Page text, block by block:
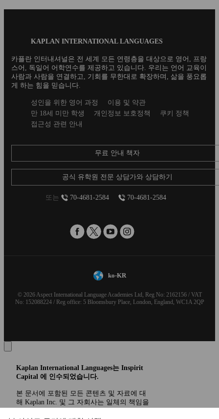
KAPLAN INTERNATIONAL LANGUAGES
카플란 인터내셔널은 전 세계 모든 연령층을 대상으로 영어, 프랑
스어, 독일어 어학연수를 제공하고 있습니다. 우리는 언어 교육이
사람과 사람을 연결하고, 기회를 무한대로 확장하며, 삶을 풍요롭
게 하는 힘을 믿습니다.
Secondary성인을 위한 영어 과정
이용 및 약관
만 18세 미만 학생
개인정보 보호정책
쿠키 정책
접근성 관련 안내
무료 안내 책자
공식 유학원 전문 상담가와 상담하기
또는 70-4681-2584 70-4681-2584
ko-KR
© 2026 Aspect International Language Academies Ltd, Reg No: 2162156 / VAT
No: 152088224 / Reg office: 5 Bloomsbury Place, London, England, WC1A 2QP
Kaplan International Languages는 Inspirit
Capital 에 인수되었습니다.
본 문서에 포함된 모든 콘텐츠 및 자료에 대
해 Kaplan Inc. 및 그 자회사는 일체의 책임을